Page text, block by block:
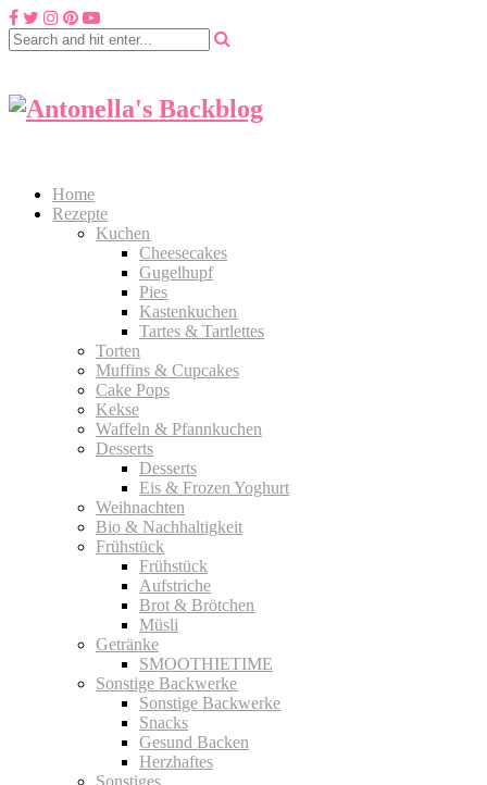
Home
Rezepte
Kuchen
Cheesecakes
Gugelhupf
Pies
Kastenkuchen
Tartes & Tartlettes
Torten
Muffins & Cupcakes
Cake Pops
Kekse
Waffeln & Pfannkuchen
Desserts
Desserts
Eis & Frozen Yoghurt
Weihnachten
Bio & Nachhaltigkeit
Frühstück
Frühstück
Aufstriche
Brot & Brötchen
Müsli
Getränke
SMOOTHIETIME
Sonstige Backwerke
Sonstige Backwerke
Snacks
Gesund Backen
Herzhaftes
Sonstiges